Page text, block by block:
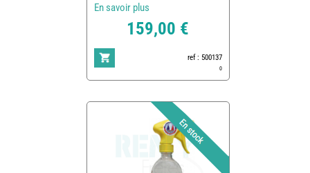
En savoir plus
159,00 €
ref : 500137
0